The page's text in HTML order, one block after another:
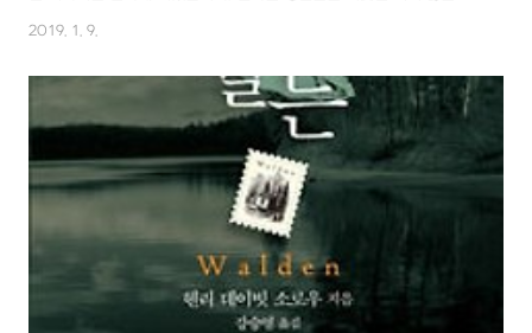
람이 팟캐스트 '나는 꼼수다!' 에 열광하고 있는 사회현상으로 충분히 미
명이 어려웠습니다. 그러한 호기심은 선뜻 구매로 이어졌고 처음 몇쪽
을 들쳐보다가 그동안 읽고 있었던 모든 책을 잠시 내려두고 정독(精
讀)으로 마지막 장까지 내리 읽어버렸습니다. 그리고, 하루가 지난 오늘
은 책속의 내용이 파편이 되어 어지럽게 머릿속을 떠다닌 하루였습니
다. 제목에서 느껴지듯이 책의 화두는 아직도 친구들 또는 직장동료와
식사 중 나누는 말 속에 감히 끼어..
2019. 1. 9.